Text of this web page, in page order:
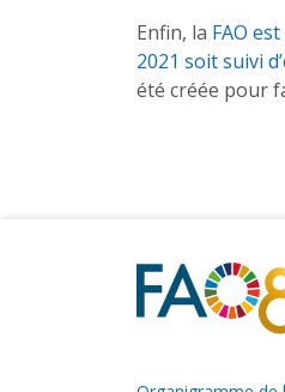
Enfin, la FAO
2021 soit suivi
été créée pour